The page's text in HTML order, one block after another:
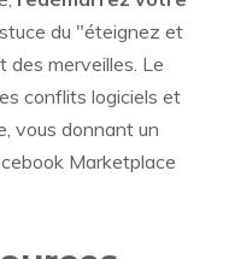
du "éteignez et
des merveilles. Le
conflits logiciels et
vous donnant un
Marketplace